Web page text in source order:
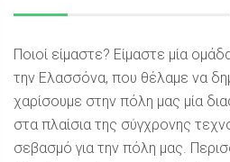
Ποιοί είμαστε? Είμαστε μία
την Ελασσόνα, που θέλαμε να
χαρίσουμε στην πόλη μας μία
στα πλαίσια της σύγχρονης
σεβασμό για την πόλη μας.